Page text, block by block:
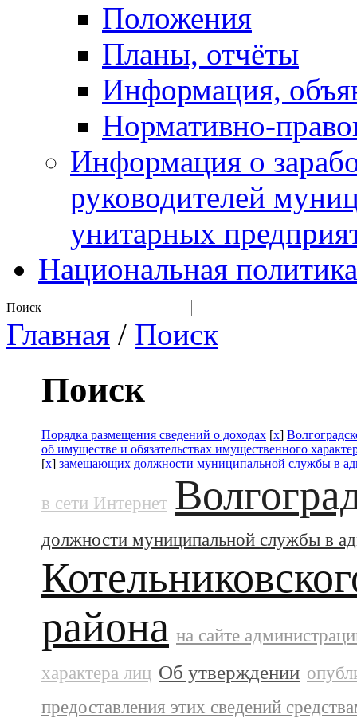
Положения
Планы, отчёты
Информация,
Нормативно-
Информация о
руководителей
унитарных
Национальная политика
Поиск
Главная / Поиск
Поиск
Порядка размещения сведений о доходах [x]
об имуществе и обязательствах имущественного
[x] замещающих должности муниципальной службы в
в сети Интернет
должности муниципальной службы в
района на сайте
характера лиц Об утверждении
предоставления этих сведений